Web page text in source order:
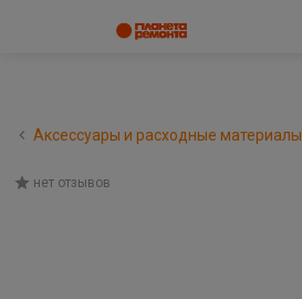
Аксессуары и расходные материалы
нет отзывов